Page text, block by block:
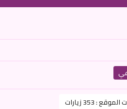
الموقع :353 زيارات